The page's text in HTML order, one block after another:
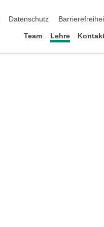
Datenschutz
Team Lehre